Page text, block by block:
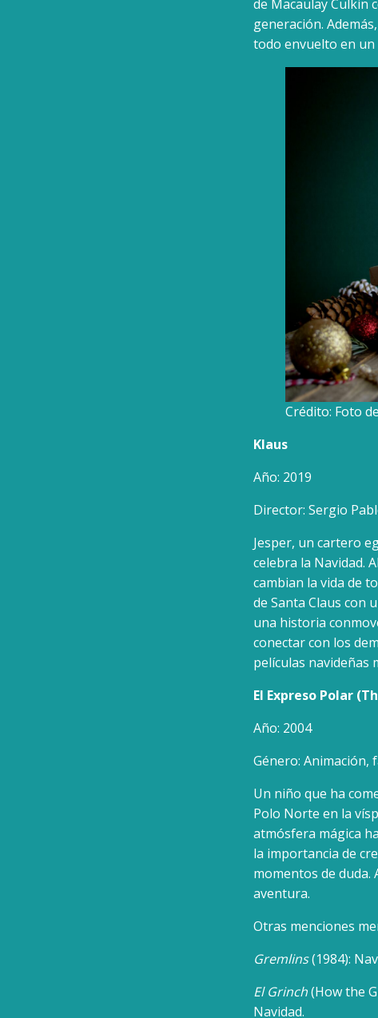
de Macaulay Culkin
generación.
todo envuelto en un
Crédito: Foto
Klaus
Año: 2019
Director: Sergio
Jesper, un cartero
celebra la Navidad.
cambian la vida de
de Santa Claus con
una historia
conectar con los
películas navideñas
El Expreso Polar
Año: 2004
Género: Animación,
Un niño que ha
Polo Norte en la
atmósfera mágica
la importancia de
momentos de
aventura.
Otras menciones
Gremlins(1984):
El Grinch(How the
Navidad.